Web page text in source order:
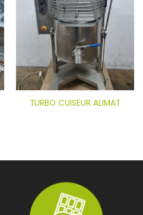
TURBO CUISEUR ALIMAT